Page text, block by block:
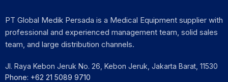
PT Global Medik Persada is a Medical Equipment supplier with
professional and experienced management team, solid sales
team, and large distribution channels.
Jl. Raya Kebon Jeruk No. 26, Kebon Jeruk, Jakarta Barat, 11530
Phone: +62 21 5089 9710